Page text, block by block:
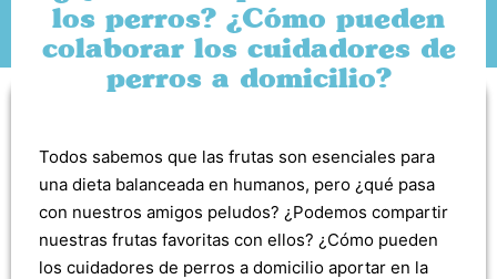
los perros? ¿Cómo pueden
colaborar los cuidadores de
perros a domicilio?
Todos sabemos que las frutas son esenciales para
una dieta balanceada en humanos, pero ¿qué pasa
con nuestros amigos peludos? ¿Podemos compartir
nuestras frutas favoritas con ellos? ¿Cómo pueden
los cuidadores de perros a domicilio aportar en la